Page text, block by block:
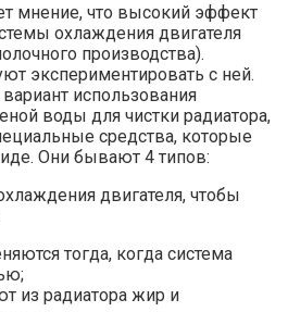
мнение, что высокий эффект
охлаждения двигателя
производства).
экспериментировать с ней.
использования
воды для чистки радиатора,
средства, которые
Они бывают 4 типов:
тогда, когда система
из радиатора жир и